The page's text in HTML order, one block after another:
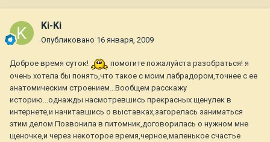
Ki-Ki
Опубликовано 16 января, 2009
Доброе время суток!
помогите пожалуйста разобраться! я
очень хотела бы понять,что такое с моим лабрадором,точнее с ее
анатомическим строением...Вообщем расскажу
историю...однажды насмотревшись прекрасных щенулек в
интернете,и начитавшись о выставках,загорелась заниматься
этим делом.Позвонила в питомник,договорилась о нужном мне
щеночке,и через некоторое время,черное,маленькое счастье